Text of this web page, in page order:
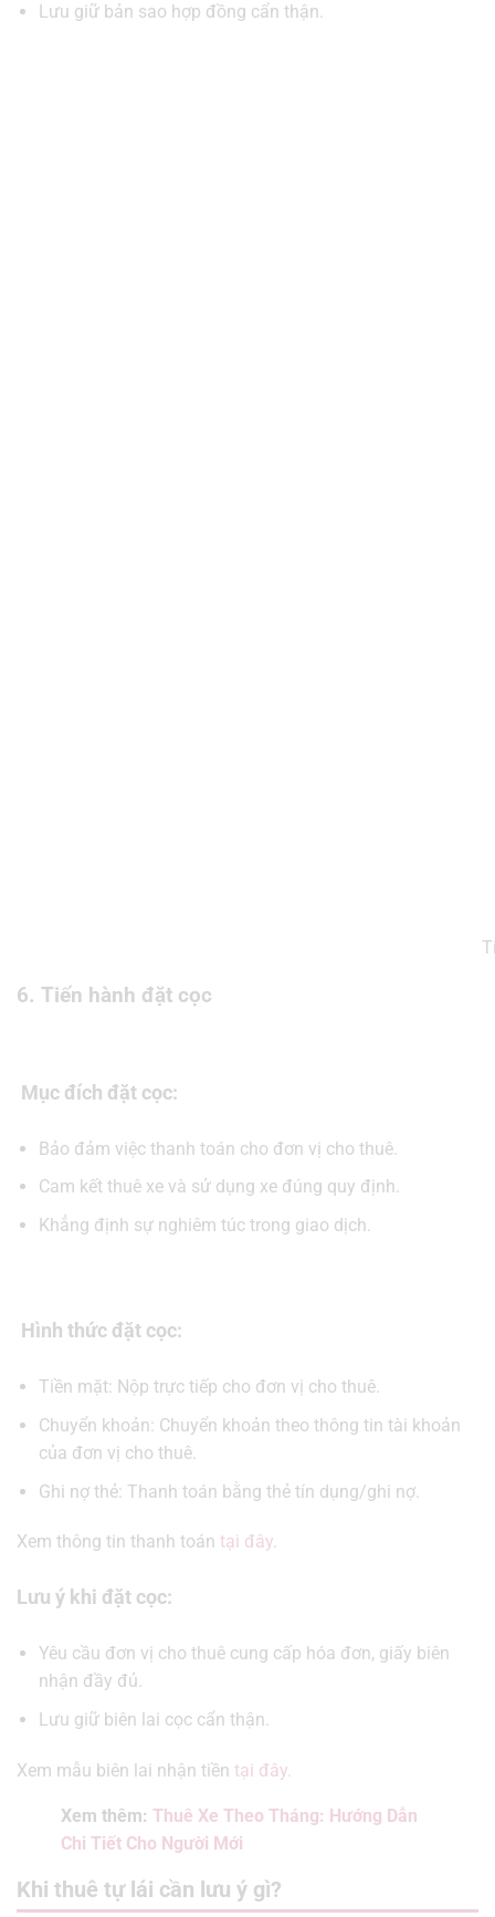
Lưu giữ bản sao hợp đồng cẩn thận.
6. Tiến hành đặt cọc
Mục đích đặt cọc:
Bảo đảm việc thanh toán cho đơn vị cho thuê.
Cam kết thuê xe và sử dụng xe đúng quy định.
Khẳng định sự nghiêm túc trong giao dịch.
Hình thức đặt cọc:
Tiền mặt: Nộp trực tiếp cho đơn vị cho thuê.
Chuyển khoản: Chuyển khoản theo thông tin tài khoản
của đơn vị cho thuê.
Ghi nợ thẻ: Thanh toán bằng thẻ tín dụng/ghi nợ.
Xem thông tin thanh toán tại đây.
Lưu ý khi đặt cọc:
Yêu cầu đơn vị cho thuê cung cấp hóa đơn, giấy biên
nhận đầy đủ.
Lưu giữ biên lai cọc cẩn thận.
Xem mẫu biên lai nhận tiền tại đây.
Xem thêm: Thuê Xe Theo Tháng: Hướng Dẫn
Chi Tiết Cho Người Mới
Khi thuê tự lái cần lưu ý gì?